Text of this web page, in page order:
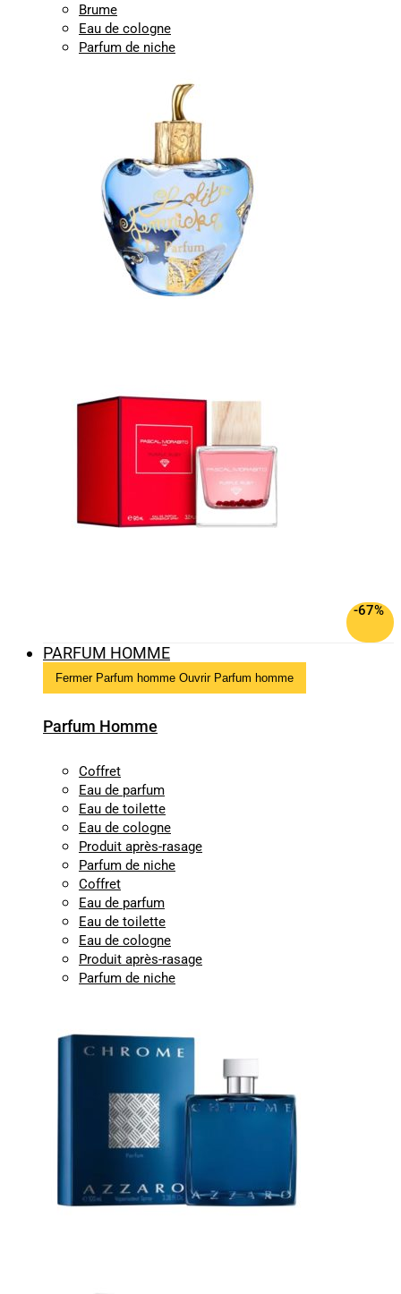
Brume
Eau de cologne
Parfum de niche
-67%
PARFUM HOMME
Fermer Parfum homme Ouvrir Parfum homme
Parfum Homme
Coffret
Eau de parfum
Eau de toilette
Eau de cologne
Produit après-rasage
Parfum de niche
Coffret
Eau de parfum
Eau de toilette
Eau de cologne
Produit après-rasage
Parfum de niche